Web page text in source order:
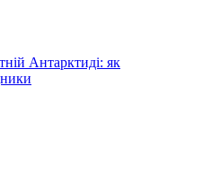
Антарктиді: як